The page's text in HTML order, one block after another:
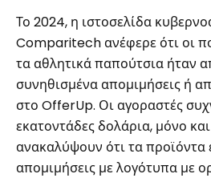
Το 2024, η ιστοσελίδα
Comparitech ανέφερε ότι οι
τα αθλητικά παπούτσια ήταν
συνηθισμένα απομιμήσεις ή
στο OfferUp. Οι αγοραστές
εκατοντάδες δολάρια, μόνο
ανακαλύψουν ότι τα προϊόντα
απομιμήσεις με λογότυπα με